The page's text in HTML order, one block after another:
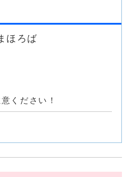
ほろば
ください！